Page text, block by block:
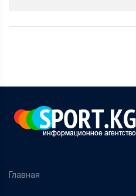
Главная